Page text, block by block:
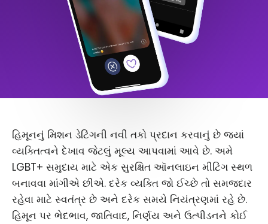
હિમૂનનું મિશન ડેટિંગની નવી તકો પ્રદાન કરવાનું છે જ્યાં
વ્યક્તિત્વને દેખાવ જેટલું મૂલ્ય આપવામાં આવે છે. અમે
LGBT+ સમુદાય માટે એક સુરક્ષિત ઑનલાઇન મીટિંગ સ્થળ
બનાવવા માંગીએ છીએ. દરેક વ્યક્તિ જો ઈચ્છે તો સમજદાર
રહેવા માટે સ્વતંત્ર છે અને દરેક સમયે નિયંત્રણમાં રહે છે.
હિમૂન પર ભેદભાવ, જાતિવાદ, નિર્ણય અને ઉત્પીડનને કોઈ